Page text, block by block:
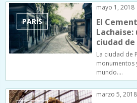
PARÍS
mayo 1, 2018
El
ciudad
La ciudad de
monumentos
mundo.…
marzo 5, 2018